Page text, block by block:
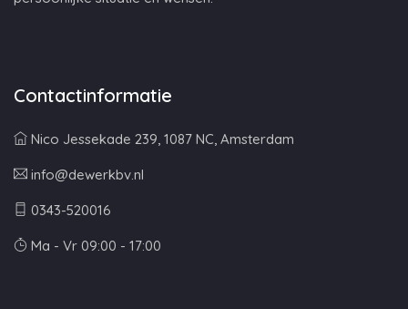
Contactinformatie
Nico Jessekade 239, 1087 NC, Amsterdam
info@dewerkbv.nl
0343-520016
Ma - Vr 09:00 - 17:00